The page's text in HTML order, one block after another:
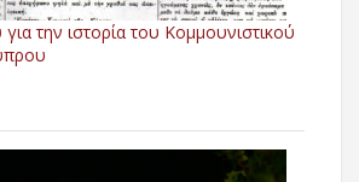
την ιστορία του Κομμουνιστικού